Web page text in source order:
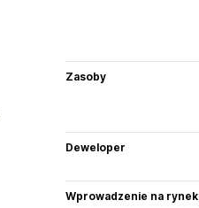
Zasoby
Deweloper
Wprowadzenie na rynek